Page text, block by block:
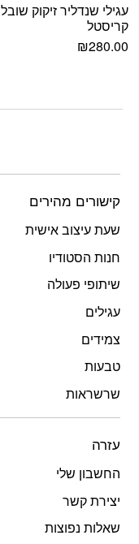
עגילי שנדליר זיקוק שובל
קריסטל
₪280.00
קישורים מהירים
שעת עיצוב אישית
חנות הסטודיו
שיתופי פעולה
עגילים
צמידים
טבעות
שרשראות
עזרה
החשבון שלי
יצירת קשר
שאלות נפוצות